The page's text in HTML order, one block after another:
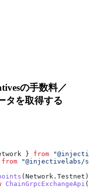
の手数料／
タを取得する
} from
from "@injectivelabs/
(Network . Testnet );
ChainGrpcExchangeApi (